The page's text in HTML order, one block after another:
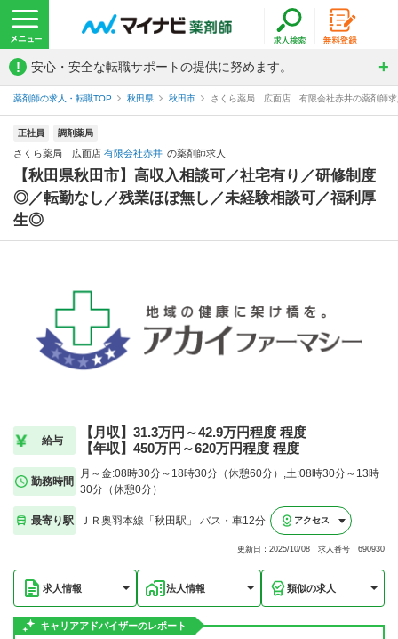
! 安心・安全な転職サポートの提供に努めます。
薬剤師の求人・転職TOP 秋田県 秋田市 さくら薬局 広面店 有限会社赤井の薬剤師求
正社員 調剤薬局
さくら薬局 広面店 有限会社赤井 の薬剤師求人
【秋田県秋田市】高収入相談可／社宅有り／研修制度
◎／転勤なし／残業ほぼ無し／未経験相談可／福利厚
生◎
給与
【月収】31.3万円～42.9万円程度 程度
【年収】450万円～620万円程度 程度
勤務時間
月～金:08時30分～18時30分（休憩60分）,土:08時30分～13時
30分（休憩0分）
最寄り駅 ＪＲ奥羽本線「秋田駅」 バス・車12分 アクセス
更新日：2025/10/08 求人番号：690930
求人情報 法人情報 類似の求人
キャリアアドバイザーのレポート